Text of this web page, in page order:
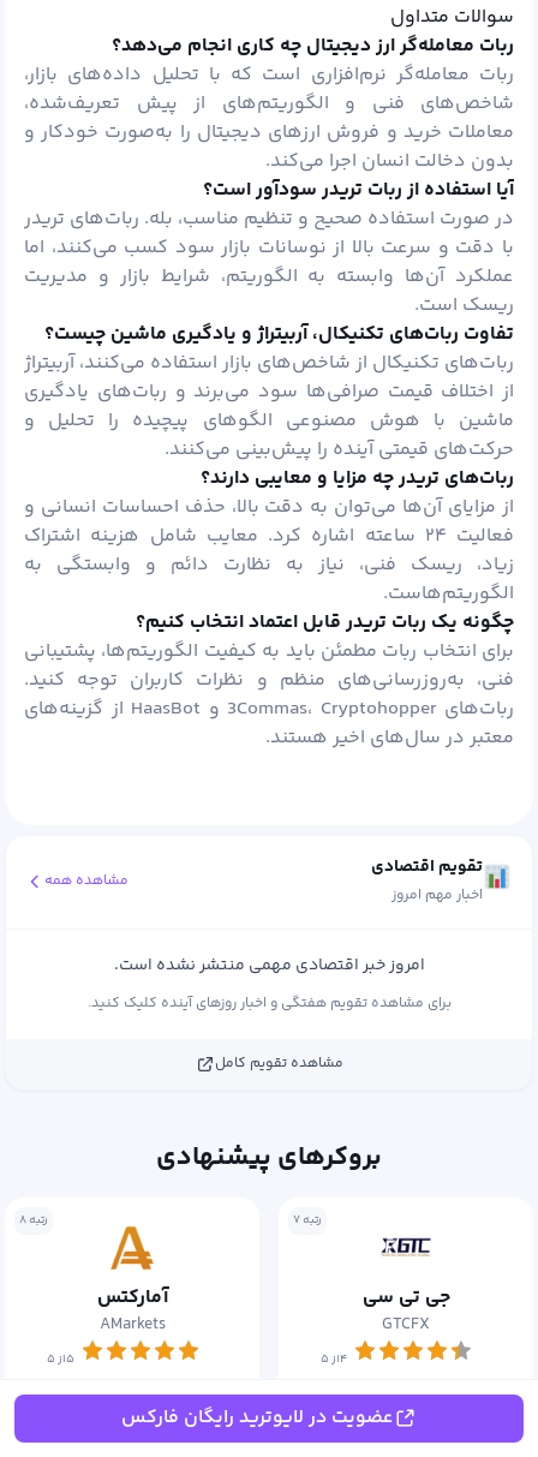
سوالات متداول
ربات معامله‌گر ارز دیجیتال چه کاری انجام می‌دهد؟
ربات معامله‌گر نرم‌افزاری است که با تحلیل داده‌های بازار،
شاخص‌های فنی و الگوریتم‌های از پیش تعریف‌شده،
معاملات خرید و فروش ارزهای دیجیتال را به‌صورت خودکار و
بدون دخالت انسان اجرا می‌کند.
آیا استفاده از ربات تریدر سودآور است؟
در صورت استفاده صحیح و تنظیم مناسب، بله. ربات‌های تریدر
با دقت و سرعت بالا از نوسانات بازار سود کسب می‌کنند، اما
عملکرد آن‌ها وابسته به الگوریتم، شرایط بازار و مدیریت
ریسک است.
تفاوت ربات‌های تکنیکال، آربیتراژ و یادگیری ماشین چیست؟
ربات‌های تکنیکال از شاخص‌های بازار استفاده می‌کنند، آربیتراژ
از اختلاف قیمت صرافی‌ها سود می‌برند و ربات‌های یادگیری
ماشین با هوش مصنوعی الگوهای پیچیده را تحلیل و
حرکت‌های قیمتی آینده را پیش‌بینی می‌کنند.
ربات‌های تریدر چه مزایا و معایبی دارند؟
از مزایای آن‌ها می‌توان به دقت بالا، حذف احساسات انسانی و
فعالیت ۲۴ ساعته اشاره کرد. معایب شامل هزینه اشتراک
زیاد، ریسک فنی، نیاز به نظارت دائم و وابستگی به
الگوریتم‌هاست.
چگونه یک ربات تریدر قابل اعتماد انتخاب کنیم؟
برای انتخاب ربات مطمئن باید به کیفیت الگوریتم‌ها، پشتیبانی
فنی، به‌روزرسانی‌های منظم و نظرات کاربران توجه کنید.
ربات‌های 3Commas، Cryptohopper و HaasBot از گزینه‌های
معتبر در سال‌های اخیر هستند.
تقویم اقتصادی
اخبار مهم امروز
مشاهده همه
امروز خبر اقتصادی مهمی منتشر نشده است.
برای مشاهده تقویم هفتگی و اخبار روزهای آینده کلیک کنید.
مشاهده تقویم کامل
بروکرهای پیشنهادی
رتبه ۷
جی تی سی
GTCFX
۴از ۵
جزئیات بیشتر
افتتاح حساب
رتبه ۸
آمارکتس
AMarkets
۵از ۵
جزئیات بیشتر
افتتاح حساب
عضویت در لایوترید رایگان فارکس